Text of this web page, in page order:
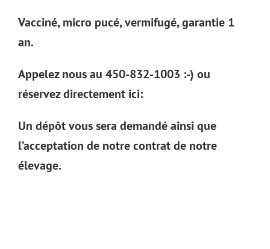
Vacciné, micro pucé, vermifugé, garantie 1
an.
Appelez nous au 450-832-1003 :-) ou
réservez directement ici:
Un dépôt vous sera demandé ainsi que
l’acceptation de notre contrat de notre
élevage.